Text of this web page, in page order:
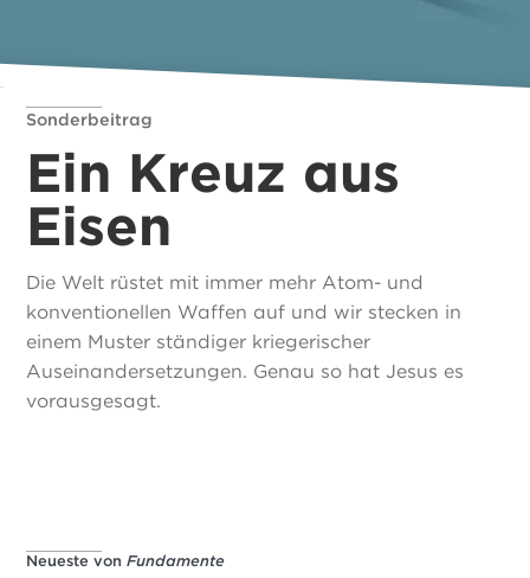
Sonderbeitrag
Ein Kreuz aus
Eisen
Die Welt rüstet mit immer mehr Atom- und
konventionellen Waffen auf und wir stecken in
einem Muster ständiger kriegerischer
Auseinandersetzungen. Genau so hat Jesus es
vorausgesagt.
Neueste vonFundamente